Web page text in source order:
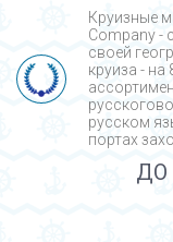
Круизные
Company -
своей
круиза -
русском
портах
ДО